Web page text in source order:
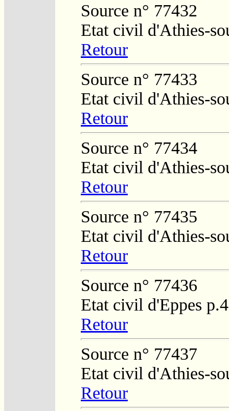
Source n° 77432
Etat civil d'Athies-
Retour
Source n° 77433
Etat civil d'Athies-
Retour
Source n° 77434
Etat civil d'Athies-
Retour
Source n° 77435
Etat civil d'Athies-
Retour
Source n° 77436
Etat civil d'Eppes
Retour
Source n° 77437
Etat civil d'Athies-
Retour